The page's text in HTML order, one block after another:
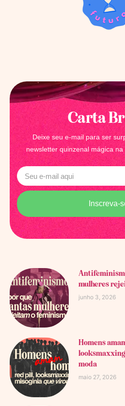
Carta
Deixe seu e-mail para ser
newsletter quinzenal mágica na
Inscreva-
mulheres
junho 3, 2026
Homens
moda
maio 27, 2026